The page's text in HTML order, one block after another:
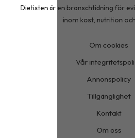
Dietisten är en branschtidning för
inom kost, nutrition
Om cookies
Vår
Annonspolicy
Tillgänglighet
Kontakt
Om oss